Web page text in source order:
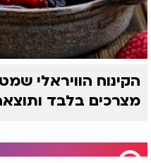
הקינוח הוויראלי
מצרכים בלבד